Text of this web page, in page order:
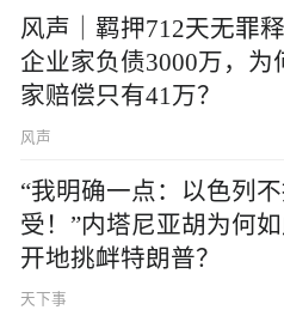
风声｜羁押712天无罪释
企业家负债3000万，为
家赔偿只有41万？
风声
“我明确一点：以色列
受！”内塔尼亚胡为何
开地挑衅特朗普？
天下事